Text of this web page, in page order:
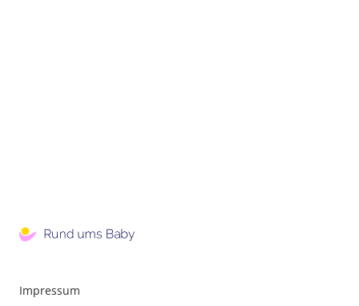
Impressum